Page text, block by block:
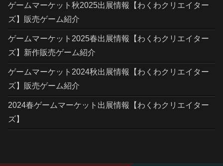
ゲームマーケット秋2025出展情報【わくわクリエイター
ズ】販売ゲーム紹介
ゲームマーケット2025春出展情報【わくわクリエイター
ズ】新作販売ゲーム紹介
ゲームマーケット2024秋出展情報【わくわクリエイター
ズ】販売ゲーム紹介
2024春ゲームマーケット出展情報【わくわクリエイター
ズ】